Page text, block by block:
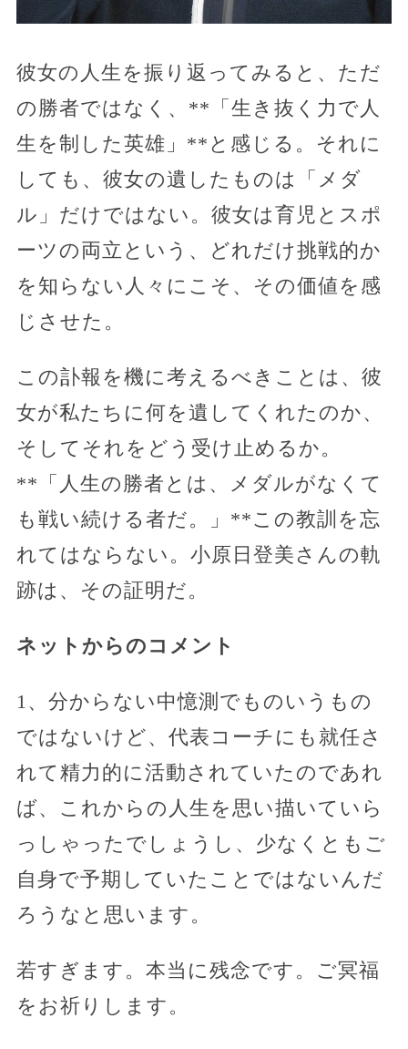
彼女の人生を振り返ってみると、ただ
の勝者ではなく、**「生き抜く力で人
生を制した英雄」**と感じる。それに
しても、彼女の遺したものは「メダ
ル」だけではない。彼女は育児とスポ
ーツの両立という、どれだけ挑戦的か
を知らない人々にこそ、その価値を感
じさせた。
この訃報を機に考えるべきことは、彼
女が私たちに何を遺してくれたのか、
そしてそれをどう受け止めるか。
**「人生の勝者とは、メダルがなくて
も戦い続ける者だ。」**この教訓を忘
れてはならない。小原日登美さんの軌
跡は、その証明だ。
ネットからのコメント
1、分からない中憶測でものいうもの
ではないけど、代表コーチにも就任さ
れて精力的に活動されていたのであれ
ば、これからの人生を思い描いていら
っしゃったでしょうし、少なくともご
自身で予期していたことではないんだ
ろうなと思います。
若すぎます。本当に残念です。ご冥福
をお祈りします。